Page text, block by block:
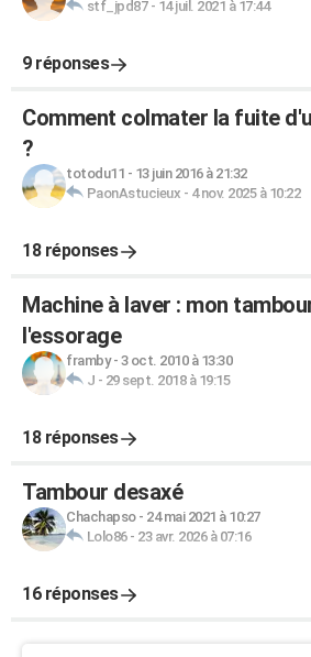
stf_jpd87- 14 juil. 2021 à 17:44
9 réponses
Comment colmater la fuite
?
totodu11 - 13 juin 2016 à 21:32
PaonAstucieux - 4 nov. 2025 à 10:22
18 réponses
Machine à laver : mon
l'essorage
framby- 3 oct. 2010 à 13:30
J - 29 sept. 2018 à 19:15
18 réponses
Tambour desaxé
Chachapso- 24 mai 2021 à 10:27
Lolo86- 23 avr. 2026 à 07:16
16 réponses